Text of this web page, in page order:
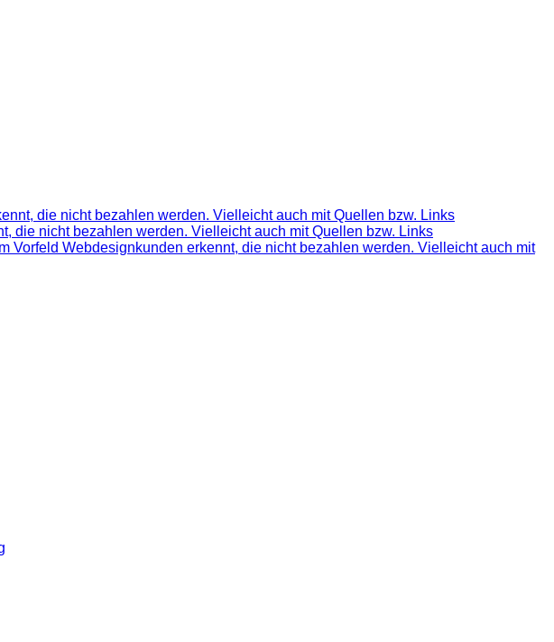
die nicht bezahlen werden. Vielleicht auch mit Quellen bzw. Links
die nicht bezahlen werden. Vielleicht auch mit Quellen bzw. Links
Vorfeld Webdesignkunden erkennt, die nicht bezahlen werden. Vielleicht auch mit